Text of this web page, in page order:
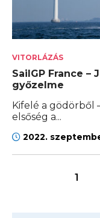
VITORLÁZÁS
SailGP France –
győzelme
Kifelé a gödörből
elsőség a...
2022.
1